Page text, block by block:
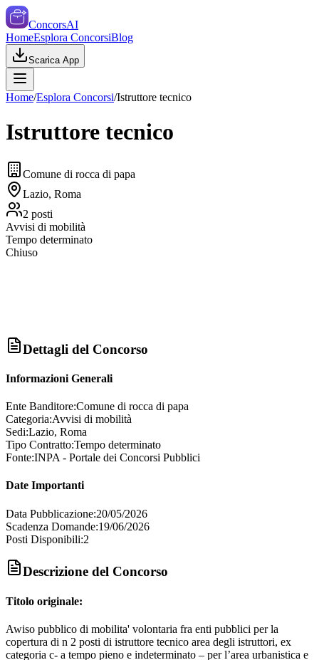
ConcorsAI
HomeEsplora ConcorsiBlog
Scarica App
Home/Esplora Concorsi/Istruttore tecnico
Istruttore tecnico
Comune di rocca di papa
Lazio, Roma
2 posti
Avvisi di mobilità
Tempo determinato
Chiuso
Dettagli del Concorso
Informazioni Generali
Ente Banditore:Comune di rocca di papa
Categoria:Avvisi di mobilità
Sedi:Lazio, Roma
Tipo Contratto:Tempo determinato
Fonte:INPA - Portale dei Concorsi Pubblici
Date Importanti
Data Pubblicazione:20/05/2026
Scadenza Domande:19/06/2026
Posti Disponibili:2
Descrizione del Concorso
Titolo originale:
Awiso pubblico di mobilita' volontaria fra enti pubblici per la
copertura di n 2 posti di istruttore tecnico area degli istruttori, ex
categoria c- a tempo pieno e indeterminato – per l’area urbanistica e